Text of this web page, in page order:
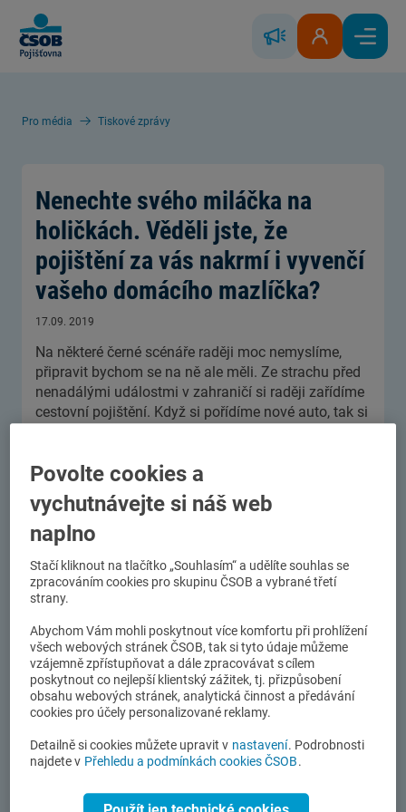
Skip to Main Content
Řešení škodyKlientská zóna
Hlavní
Pro média Tiskové zprávy
Nenechte svého miláčka na
holičkách. Věděli jste, že
pojištění za vás nakrmí i vyvenčí
vašeho domácího mazlíčka?
17.09. 2019
Na některé černé scénáře raději moc nemyslíme,
připravit bychom se na ně ale měli. Ze strachu před
nenadálými událostmi v zahraničí si raději zařídíme
cestovní pojištění. Když si pořídíme nové auto, tak si
zapomíná a Češi mu navíc příliš nerozumí a často
neví, k čemu slouží. Například i když nějakého
mazlíčka má doma 64 % lidí, jen jeden ze třiceti ví,
že v případě nemoci nebo úrazu mu s péčí o něj
může pomoci právě pojišťovna. Přes 30 % lidí si
naopak mylně myslí, že se z životní pojistky platí i
antikoncepce.
N
ě
k
d
y
z
Povolte cookies a
vychutnávejte si náš web
naplno
Stačí kliknout na tlačítko „Souhlasím“ a udělíte souhlas se
zpracováním cookies pro skupinu ČSOB a vybrané třetí
strany.
Abychom Vám mohli poskytnout více komfortu při prohlížení
všech webových stránek ČSOB, tak si tyto údaje můžeme
vzájemně zpřístupňovat a dále zpracovávat s cílem
poskytnout co nejlepší klientský zážitek, tj. přizpůsobení
obsahu webových stránek, analytická činnost a předávání
cookies pro účely personalizované reklamy.
Detailně si cookies můžete upravit v nastavení. Podrobnosti
najdete v Přehledu a podmínkách cookies ČSOB.